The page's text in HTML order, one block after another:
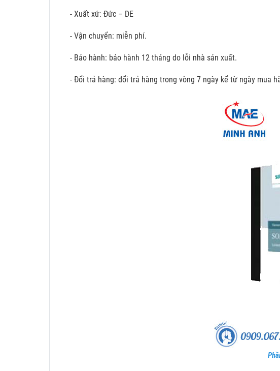
- Xuất xứ: Đức – DE
- Vận chuyển: miễn phí.
- Bảo hành: bảo hành 12 tháng do lỗi nhà sản xuất.
- Đổi trả hàng: đổi trả hàng trong vòng 7 ngày kể từ ngày mua